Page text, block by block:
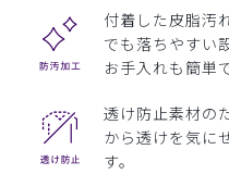
付着した皮脂汚
でも落ちやすい
お手入れも簡単
透け防止素材の
から透けを気に
す。